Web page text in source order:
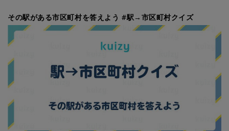
その駅がある市区町村を答えよう #駅→市区町村クイズ